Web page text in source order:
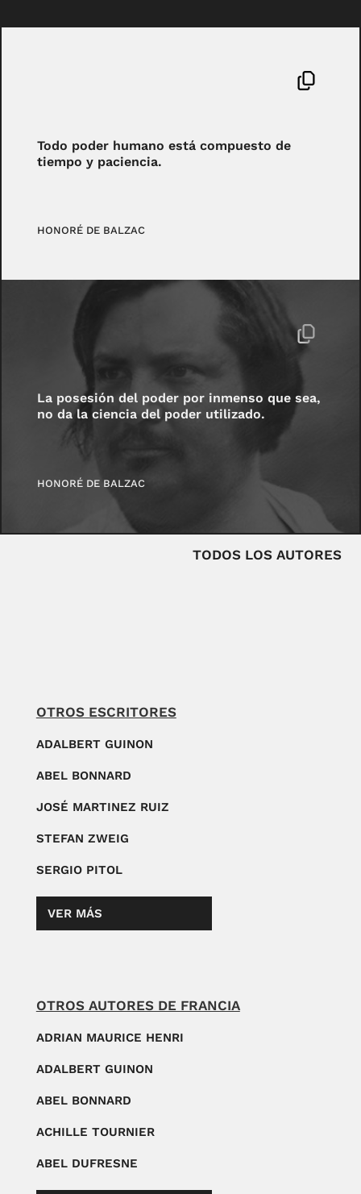
Todo poder humano está compuesto de
tiempo y paciencia.
HONORÉ DE BALZAC
La posesión del poder por inmenso que sea,
no da la ciencia del poder utilizado.
HONORÉ DE BALZAC
TODOS LOS AUTORES
OTROS ESCRITORES
ADALBERT GUINON
ABEL BONNARD
JOSÉ MARTINEZ RUIZ
STEFAN ZWEIG
SERGIO PITOL
VER MÁS
OTROS AUTORES DE FRANCIA
ADRIAN MAURICE HENRI
ADALBERT GUINON
ABEL BONNARD
ACHILLE TOURNIER
ABEL DUFRESNE